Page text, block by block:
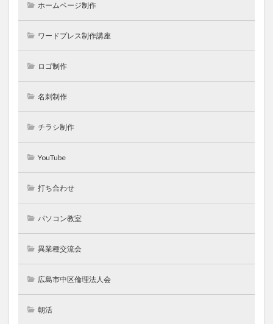
ホームページ制作
ワードプレス制作講座
ロゴ制作
名刺制作
チラシ制作
YouTube
打ち合わせ
パソコン教室
異業種交流会
広島市中区倫理法人会
朝活